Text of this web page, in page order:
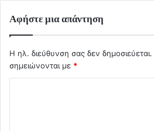
Αφήστε μια απάντηση
Η ηλ. διεύθυνση σας δεν δημοσιεύεται.
σημειώνονται με *